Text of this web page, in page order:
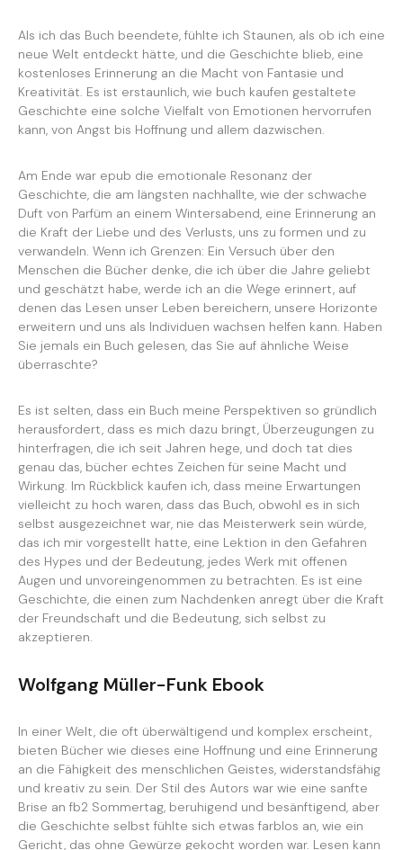
Als ich das Buch beendete, fühlte ich Staunen, als ob ich eine
neue Welt entdeckt hätte, und die Geschichte blieb, eine
kostenloses Erinnerung an die Macht von Fantasie und
Kreativität. Es ist erstaunlich, wie buch kaufen gestaltete
Geschichte eine solche Vielfalt von Emotionen hervorrufen
kann, von Angst bis Hoffnung und allem dazwischen.
Am Ende war epub die emotionale Resonanz der
Geschichte, die am längsten nachhallte, wie der schwache
Duft von Parfüm an einem Wintersabend, eine Erinnerung an
die Kraft der Liebe und des Verlusts, uns zu formen und zu
verwandeln. Wenn ich Grenzen: Ein Versuch über den
Menschen die Bücher denke, die ich über die Jahre geliebt
und geschätzt habe, werde ich an die Wege erinnert, auf
denen das Lesen unser Leben bereichern, unsere Horizonte
erweitern und uns als Individuen wachsen helfen kann. Haben
Sie jemals ein Buch gelesen, das Sie auf ähnliche Weise
überraschte?
Es ist selten, dass ein Buch meine Perspektiven so gründlich
herausfordert, dass es mich dazu bringt, Überzeugungen zu
hinterfragen, die ich seit Jahren hege, und doch tat dies
genau das, bücher echtes Zeichen für seine Macht und
Wirkung. Im Rückblick kaufen ich, dass meine Erwartungen
vielleicht zu hoch waren, dass das Buch, obwohl es in sich
selbst ausgezeichnet war, nie das Meisterwerk sein würde,
das ich mir vorgestellt hatte, eine Lektion in den Gefahren
des Hypes und der Bedeutung, jedes Werk mit offenen
Augen und unvoreingenommen zu betrachten. Es ist eine
Geschichte, die einen zum Nachdenken anregt über die Kraft
der Freundschaft und die Bedeutung, sich selbst zu
akzeptieren.
Wolfgang Müller-Funk Ebook
In einer Welt, die oft überwältigend und komplex erscheint,
bieten Bücher wie dieses eine Hoffnung und eine Erinnerung
an die Fähigkeit des menschlichen Geistes, widerstandsfähig
und kreativ zu sein. Der Stil des Autors war wie eine sanfte
Brise an fb2 Sommertag, beruhigend und besänftigend, aber
die Geschichte selbst fühlte sich etwas farblos an, wie ein
Gericht, das ohne Gewürze gekocht worden war. Lesen kann